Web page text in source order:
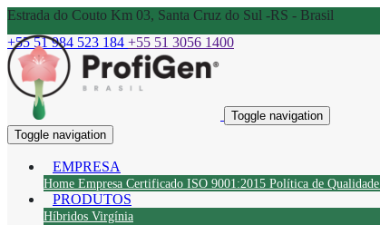
Estrada do Couto Km 03, Santa Cruz do Sul -RS - Brasil
+55 51 984 523 184 +55 51 3056 1400
Toggle navigation
Toggle navigation
EMPRESA
Home Empresa Certificado ISO 9001:2015 Política de Qualidade
PRODUTOS
Híbridos Virgínia